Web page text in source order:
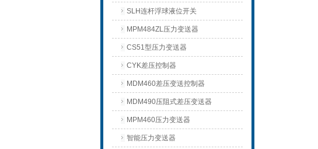
SLH连杆浮球液位开关
MPM484ZL压力变送器
CS51型压力变送器
CYK差压控制器
MDM460差压变送控制器
MDM490压阻式差压变送器
MPM460压力变送器
智能压力变送器